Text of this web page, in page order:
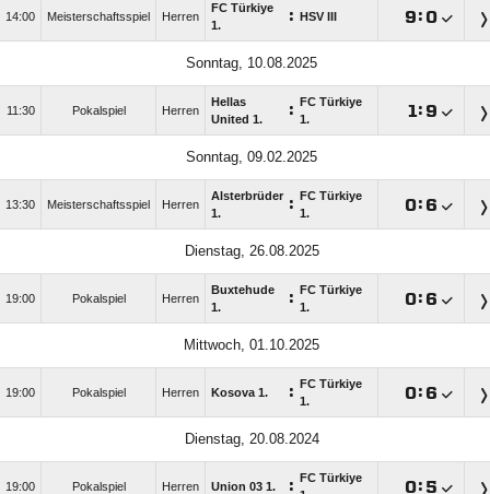
14:00 Meisterschaftsspiel Herren
FC Türkiye
1.
: HSV III : 
Sonntag, 10.08.2025
11:30 Pokalspiel Herren
Hellas
United 1.
:
FC Türkiye
1.
: 
Sonntag, 09.02.2025
13:30 Meisterschaftsspiel Herren
Alsterbrüder
1.
:
FC Türkiye
1.
: 
Dienstag, 26.08.2025
19:00 Pokalspiel Herren
Buxtehude
1.
:
FC Türkiye
1.
: 
Mittwoch, 01.10.2025
19:00 Pokalspiel Herren Kosova 1. :
FC Türkiye
1.
: 
Dienstag, 20.08.2024
19:00 Pokalspiel Herren Union 03 1. :
FC Türkiye
: 